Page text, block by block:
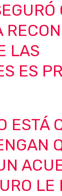
LAS
ES
LE